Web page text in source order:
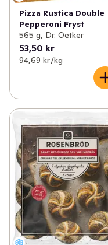
✓ Fikanyheter (8)
✓ EKO nyheter
Dags att fylla på
✓ Brödnyheter (10)
✓ Glass- och
✓ Nyheter inom träning
✓ Nyheter i frysen
✓ Nyheter till
✓ Nytt inom fisk- och
Pizza Rustica Double
Pepperoni Fryst
565 g, Dr. Oetker
53,50 kr
94,69 kr /kg